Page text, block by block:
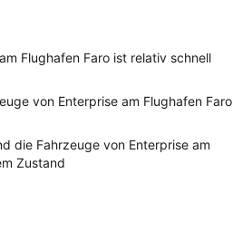
Flughafen Faro ist relativ schnell
von Enterprise am Flughafen Faro
die Fahrzeuge von Enterprise am
Zustand